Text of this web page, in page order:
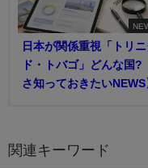
日本が関係重視「トリ
ド・トバゴ」どんな国?
さ知っておきたいNEWS
関連キーワード